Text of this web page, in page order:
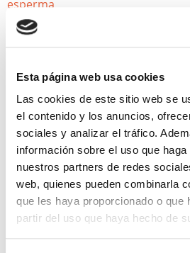
Esta página web usa cookies
Las cookies de este sitio web se
el contenido y los anuncios,
sociales y analizar el tráfico.
información sobre el uso que
nuestros partners de redes
web, quienes pueden combinarla
que les haya proporcionado o que
partir del uso que haya hecho de
esperma
¿Donar óvulos afecta a mi
ACTUALIDAD, QUIERO SER MAMÁ